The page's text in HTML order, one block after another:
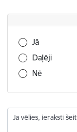
Vai šī
Jā
Daļēji
Nē
Ja vēlies, ieraksti